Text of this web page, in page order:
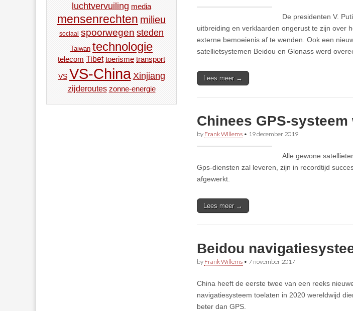
De presidenten V.
uitbreiding en verklaarden ongerust te zijn over
externe bemoeienis af te wenden. Ook een
satellietsystemen Beidou en Glonass werd
Lees meer →
Chinees GPS-
by Frank Willems • 19 december 2019
Alle gewone
Gps-diensten zal leveren, zijn in recordtijd
afgewerkt.
Lees meer →
Beidou
by Frank Willems • 7 november 2017
China heeft de eerste twee van een reeks
navigatiesysteem toelaten in 2020 wereldwijd
beter dan GPS.
luchtvervuiling media
mensenrechten milieu
sociaal spoorwegen steden
Taiwan technologie
telecom Tibet toerisme transport
VS VS-China Xinjiang
zijderoutes zonne-energie